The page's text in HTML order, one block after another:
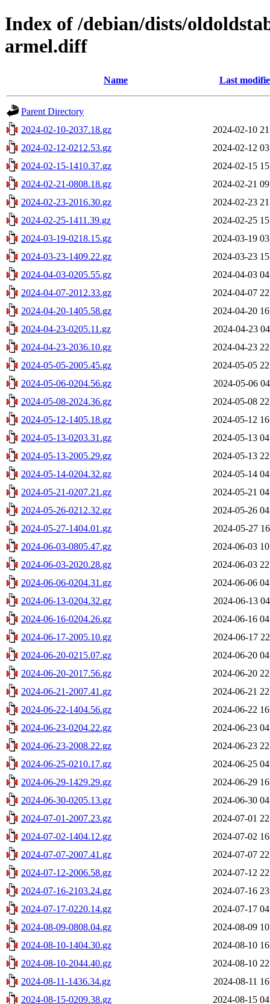
Index of /debian/dists/
armel.diff
Name Last
Parent Directory
2024-02-10-2037.18.gz
2024-02-10
2024-02-12-0212.53.gz
2024-02-12
2024-02-15-1410.37.gz
2024-02-15
2024-02-21-0808.18.gz
2024-02-21
2024-02-23-2016.30.gz
2024-02-23
2024-02-25-1411.39.gz
2024-02-25
2024-03-19-0218.15.gz
2024-03-19
2024-03-23-1409.22.gz
2024-03-23
2024-04-03-0205.55.gz
2024-04-03
2024-04-07-2012.33.gz
2024-04-07
2024-04-20-1405.58.gz
2024-04-20
2024-04-23-0205.11.gz
2024-04-23
2024-04-23-2036.10.gz
2024-04-23
2024-05-05-2005.45.gz
2024-05-05
2024-05-06-0204.56.gz
2024-05-06
2024-05-08-2024.36.gz
2024-05-08
2024-05-12-1405.18.gz
2024-05-12
2024-05-13-0203.31.gz
2024-05-13
2024-05-13-2005.29.gz
2024-05-13
2024-05-14-0204.32.gz
2024-05-14
2024-05-21-0207.21.gz
2024-05-21
2024-05-26-0212.32.gz
2024-05-26
2024-05-27-1404.01.gz
2024-05-27
2024-06-03-0805.47.gz
2024-06-03
2024-06-03-2020.28.gz
2024-06-03
2024-06-06-0204.31.gz
2024-06-06
2024-06-13-0204.32.gz
2024-06-13
2024-06-16-0204.26.gz
2024-06-16
2024-06-17-2005.10.gz
2024-06-17
2024-06-20-0215.07.gz
2024-06-20
2024-06-20-2017.56.gz
2024-06-20
2024-06-21-2007.41.gz
2024-06-21
2024-06-22-1404.56.gz
2024-06-22
2024-06-23-0204.22.gz
2024-06-23
2024-06-23-2008.22.gz
2024-06-23
2024-06-25-0210.17.gz
2024-06-25
2024-06-29-1429.29.gz
2024-06-29
2024-06-30-0205.13.gz
2024-06-30
2024-07-01-2007.23.gz
2024-07-01
2024-07-02-1404.12.gz
2024-07-02
2024-07-07-2007.41.gz
2024-07-07
2024-07-12-2006.58.gz
2024-07-12
2024-07-16-2103.24.gz
2024-07-16
2024-07-17-0220.14.gz
2024-07-17
2024-08-09-0808.04.gz
2024-08-09
2024-08-10-1404.30.gz
2024-08-10
2024-08-10-2044.40.gz
2024-08-10
2024-08-11-1436.34.gz
2024-08-11
2024-08-15-0209.38.gz
2024-08-15